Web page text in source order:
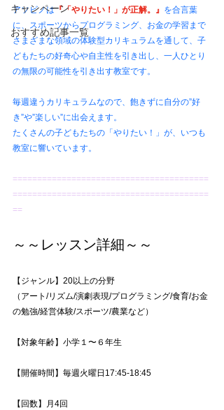
キャンペーン
おすすめ記事一覧
アソビノは『「やりたい！」が正解。』 を合言葉
に、スポーツからプログラミング、お金の学習まで
さまざまな領域の体験型カリキュラムを通して、子
どもたちの好奇心や自主性を引き出し、一人ひとり
の無限の可能性を引き出す教室です。
毎週違うカリキュラムなので、飽きずに自分の”好
き”や”楽しい”に出会えます。
たくさんの子どもたちの「やりたい！」が、いつも
教室に響いています。
========================================
========================================
==
～～レッスン詳細～～
【ジャンル】20以上の分野
（アート/リズム/演劇表現/プログラミング/食育/お金
の勉強/経営体験/スポーツ/農業など）
【対象年齢】小学１〜６年生
【開催時間】毎週火曜日17:45-18:45
【回数】月4回